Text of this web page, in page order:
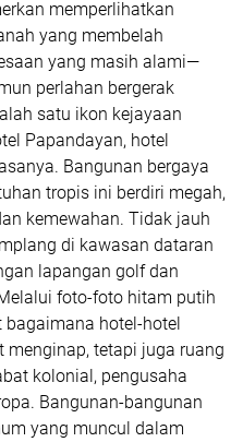
memperlihatkan
yang membelah
yang masih alami—
perlahan bergerak
satu ikon kejayaan
Papandayan, hotel
Bangunan bergaya
tropis ini berdiri megah,
kemewahan. Tidak jauh
di kawasan dataran
lapangan golf dan
foto-foto hitam putih
hotel-hotel
menginap, tetapi juga ruang
kolonial, pengusaha
Bangunan-bangunan
yang muncul dalam